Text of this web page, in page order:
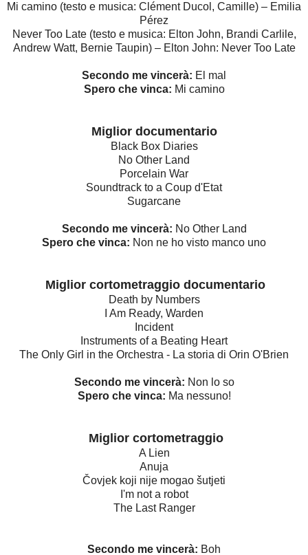
Mi camino (testo e musica: Clément Ducol, Camille) – Emilia
Pérez
Never Too Late (testo e musica: Elton John, Brandi Carlile,
Andrew Watt, Bernie Taupin) – Elton John: Never Too Late
Secondo me vincerà: El mal
Spero che vinca: Mi camino
Miglior documentario
Black Box Diaries
No Other Land
Porcelain War
Soundtrack to a Coup d'Etat
Sugarcane
Secondo me vincerà: No Other Land
Spero che vinca: Non ne ho visto manco uno
Miglior cortometraggio documentario
Death by Numbers
I Am Ready, Warden
Incident
Instruments of a Beating Heart
The Only Girl in the Orchestra - La storia di Orin O'Brien
Secondo me vincerà: Non lo so
Spero che vinca: Ma nessuno!
Miglior cortometraggio
A Lien
Anuja
Čovjek koji nije mogao šutjeti
I'm not a robot
The Last Ranger
Secondo me vincerà: Boh